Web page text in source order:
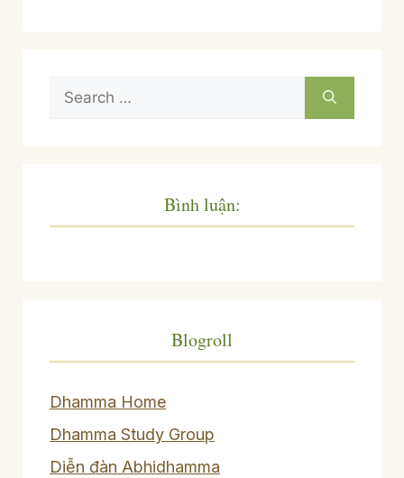
Search
Bình luận:
Blogroll
Dhamma Home
Dhamma Study Group
Diễn đàn Abhidhamma